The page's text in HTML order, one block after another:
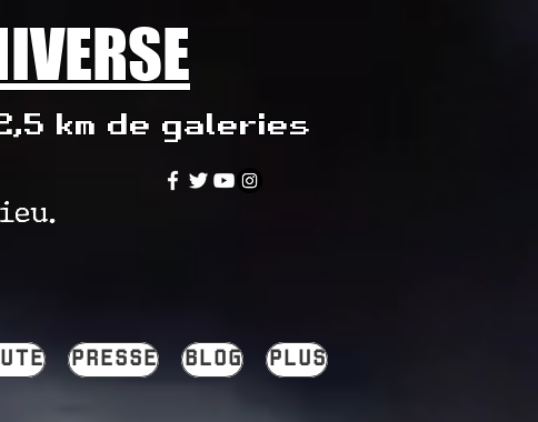
2,5 km de galeries
PRESSE BLOG PLUS